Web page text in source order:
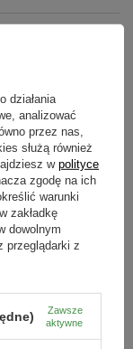
granulki
Nawóz
pokarmowe przez
działania
analizować
przez nas,
służą również
w polityce
zgodę na ich
warunki
zakładkę
dowolnym
przeglądarki z
Zawsze
aktywne